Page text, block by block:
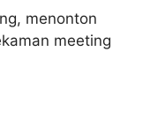
menonton
meeting